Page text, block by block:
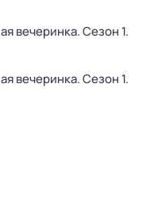
вечеринка. Сезон 1.
вечеринка. Сезон 1.